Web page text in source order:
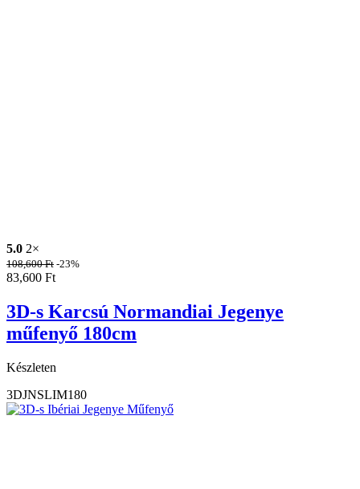
5.0 2×
108,600Ft -23%
83,600 Ft
3D-s Karcsú Normandiai Jegenye
műfenyő 180cm
Készleten
3DJNSLIM180